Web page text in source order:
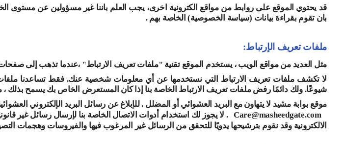
قد يحتوي الموقع على روابط من مواقع الكترونية اخرى، يجب العلم باننا غير مسؤولين عن مستوى
بان تقوم بقراءة بيانات (سياسة الخصوصية) الخاصة بهم .
ملفات تعريف الإرتباط:
مثل العديد من مواقع الويب ، يستخدم الموقع تقنية "ملفات تعريف الارتباط" ،عندما تذهب إلى
لا تكشف ملفات تعريف الارتباط التي نستخدمها عن أي معلومات شخصية عنك. فقط تساعدنا ملفات
شيوعًا. ولك دائمًا رفض ملفات تعريف الارتباط الخاصة بنا إذا كان المستعرض الخاص بك يسمح بذلك ،
موقع بوابة مشيد لا يتهاون مع البريد العشوائي أو المضلل . للإبلاغ عن رسائل البريد الإلكتروني
Care@masheedgate.com . لا يجوز لك استخدام أدوات الاتصال الخاصة بنا لإرسال رسائل غير
الالكترونية وقد نقوم بترشيحها يدويًا للتحقق من الرسائل غير المرغوب فيها والفيروسات وهجمات